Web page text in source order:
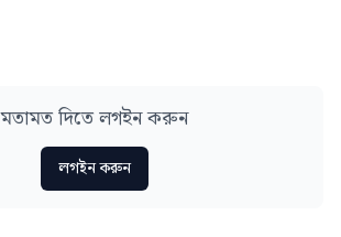
মতামত দিতে লগইন করুন
লগইন করুন